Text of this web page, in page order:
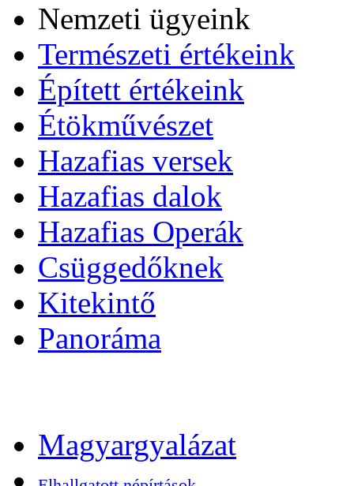
Nemzeti ügyeink
Természeti értékeink
Épített értékeink
Étökművészet
Hazafias versek
Hazafias dalok
Hazafias Operák
Csüggedőknek
Kitekintő
Panoráma
Magyargyalázat